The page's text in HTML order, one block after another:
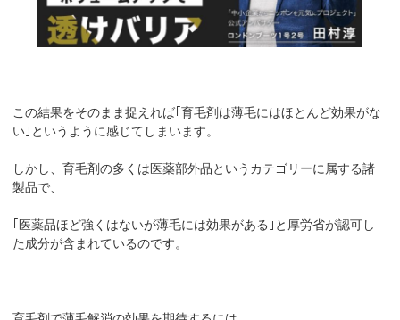
この結果をそのまま捉えれば｢育毛剤は薄毛にはほとんど効果がな
い｣というように感じてしまいます。
しかし、育毛剤の多くは医薬部外品というカテゴリーに属する諸
製品で、
｢医薬品ほど強くはないが薄毛には効果がある｣と厚労省が認可し
た成分が含まれているのです。